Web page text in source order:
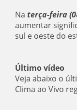
Naterça-feira
aumentar
sul e oeste do
Último vídeo
Veja abaixo o
Clima ao Vivo